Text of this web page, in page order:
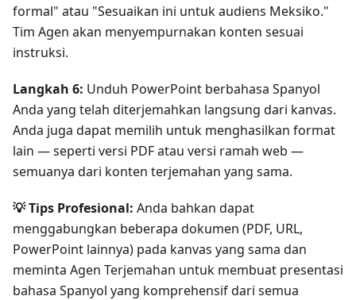
formal" atau "Sesuaikan ini untuk audiens Meksiko."
Tim Agen akan menyempurnakan konten sesuai
instruksi.
Langkah 6: Unduh PowerPoint berbahasa Spanyol
Anda yang telah diterjemahkan langsung dari kanvas.
Anda juga dapat memilih untuk menghasilkan format
lain — seperti versi PDF atau versi ramah web —
semuanya dari konten terjemahan yang sama.
💡 Tips Profesional: Anda bahkan dapat
menggabungkan beberapa dokumen (PDF, URL,
PowerPoint lainnya) pada kanvas yang sama dan
meminta Agen Terjemahan untuk membuat presentasi
bahasa Spanyol yang komprehensif dari semua